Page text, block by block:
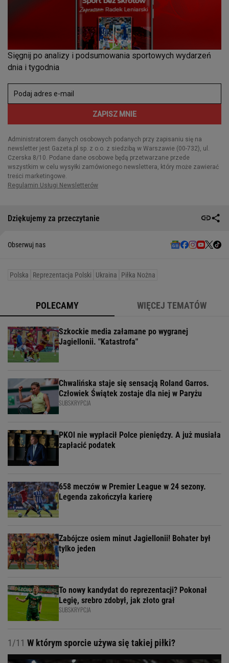
Dziękujemy za przeczytanie
Obserwuj nas
Polska Reprezentacja Polski Ukraina Piłka Nożna
POLECAMY WIĘCEJ TEMATÓW
Szkockie media załamane po wygranej
Jagiellonii. "Katastrofa"
Chwalińska staje się sensacją Roland Garros.
Człowiek Świątek zostaje dla niej w Paryżu
SUBSKRYPCJA
PKOl nie wypłacił Polce pieniędzy. A już musiała
zapłacić podatek
658 meczów w Premier League w 24 sezony.
Legenda zakończyła karierę
Zabójcze osiem minut Jagiellonii! Bohater był
tylko jeden
To nowy kandydat do reprezentacji? Pokonał
Legię, srebro zdobył, jak złoto grał
SUBSKRYPCJA
1/11 W którym sporcie używa się takiej piłki?